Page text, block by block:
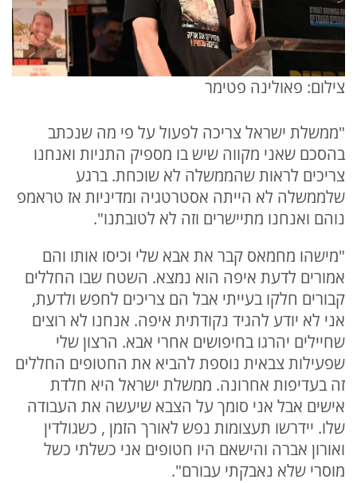
צילום: פאולינה פטימר
"ממשלת ישראל צריכה לפעול על פי מה שנכתב
בהסכם שאני מקווה שיש בו מספיק התניות ואנחנו
צריכים לראות שהממשלה לא שוכחת. ברגע
שלממשלה לא הייתה אסטרטגיה ומדיניות אז טראמפ
נוהם ואנחנו מתיישרים וזה לא לטובתנו".
"מישהו מחמאס קבר את אבא שלי וכיסו אותו והם
אמורים לדעת איפה הוא נמצא. השטח שבו החללים
קבורים חלקו בעייתי אבל הם צריכים לחפש ולדעת,
אני לא יודע להגיד נקודתית איפה. אנחנו לא רוצים
שחיילים יהרגו בחיפושים אחרי אבא. הרצון שלי
שפעילות צבאית נוספת להביא את החטופים החללים
זה בעדיפות אחרונה. ממשלת ישראל היא חלדת
אישים אבל אני סומך על הצבא שיעשה את העבודה
שלו. יידרשו תעצומות נפש לאורך הזמן , כשגולדין
ואורון אברה והישאם היו חטופים אני כשלתי כשל
מוסרי שלא נאבקתי עבורם".